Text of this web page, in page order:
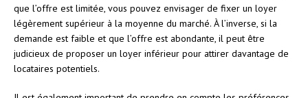
que l’offre est limitée, vous pouvez envisager de fixer un loyer
légèrement supérieur à la moyenne du marché. À l’inverse, si la
demande est faible et que l’offre est abondante, il peut être
judicieux de proposer un loyer inférieur pour attirer davantage de
locataires potentiels.